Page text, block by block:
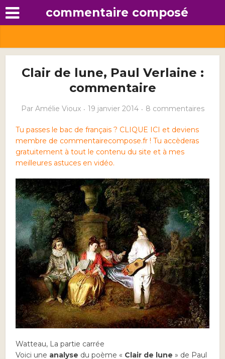
commentaire composé
Clair de lune, Paul Verlaine :
commentaire
Par Amélie Vioux 19 janvier 2014 8 commentaires
Tu passes le bac de français ? CLIQUE ICI et deviens
membre de commentairecompose.fr ! Tu accèderas
gratuitement à tout le contenu du site et à mes
meilleures astuces en vidéo.
Watteau, La partie carrée
Voici une analyse du poème « Clair de lune » de Paul